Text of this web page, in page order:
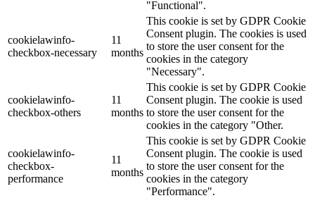
"Functional".
cookielawinfo-
checkbox-necessary
11
months
This cookie is set by GDPR Cookie
Consent plugin. The cookies is used
to store the user consent for the
cookies in the category
"Necessary".
cookielawinfo-
checkbox-others
11
months
This cookie is set by GDPR Cookie
Consent plugin. The cookie is used
to store the user consent for the
cookies in the category "Other.
cookielawinfo-
checkbox-
performance
11
months
This cookie is set by GDPR Cookie
Consent plugin. The cookie is used
to store the user consent for the
cookies in the category
"Performance".